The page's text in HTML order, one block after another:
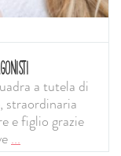
a tutela di
straordinaria
e figlio grazie
...